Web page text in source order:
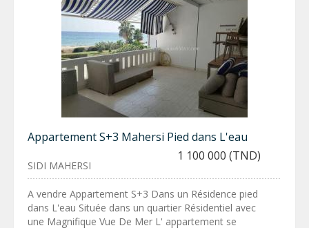
Appartement S+3 Mahersi Pied dans L'eau
1 100 000 (TND)
SIDI MAHERSI
A vendre Appartement S+3 Dans un Résidence pied
dans L'eau Située dans un quartier Résidentiel avec
une Magnifique Vue De Mer L' appartement se